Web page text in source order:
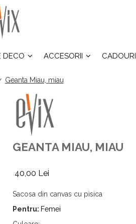
DECO ACCESORII CADOURI
Geanta Miau, miau
GEANTA MIAU, MIAU
40,00 Lei
Sacosa din canvas cu pisica
Pentru: Femei